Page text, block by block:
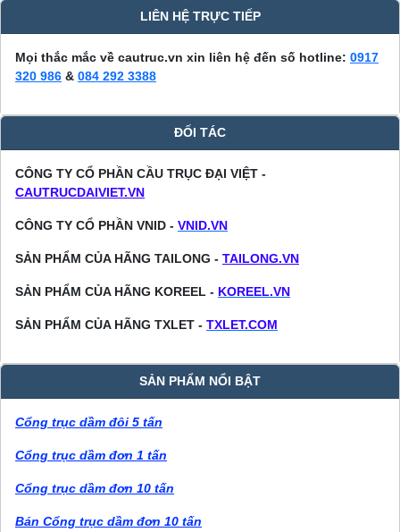
LIÊN HỆ TRỰC TIẾP
Mọi thắc mắc về cautruc.vn xin liên hệ đến số hotline: 0917
320 986 & 084 292 3388
ĐỐI TÁC
CÔNG TY CỔ PHẦN CẦU TRỤC ĐẠI VIỆT -
CAUTRUCDAIVIET.VN
CÔNG TY CỔ PHẦN VNID - VNID.VN
SẢN PHẨM CỦA HÃNG TAILONG - TAILONG.VN
SẢN PHẨM CỦA HÃNG KOREEL - KOREEL.VN
SẢN PHẨM CỦA HÃNG TXLET - TXLET.COM
SẢN PHẨM NỔI BẬT
Cổng trục dầm đôi 5 tấn
Cổng trục dầm đơn 1 tấn
Cổng trục dầm đơn 10 tấn
Bán Cổng trục dầm đơn 10 tấn